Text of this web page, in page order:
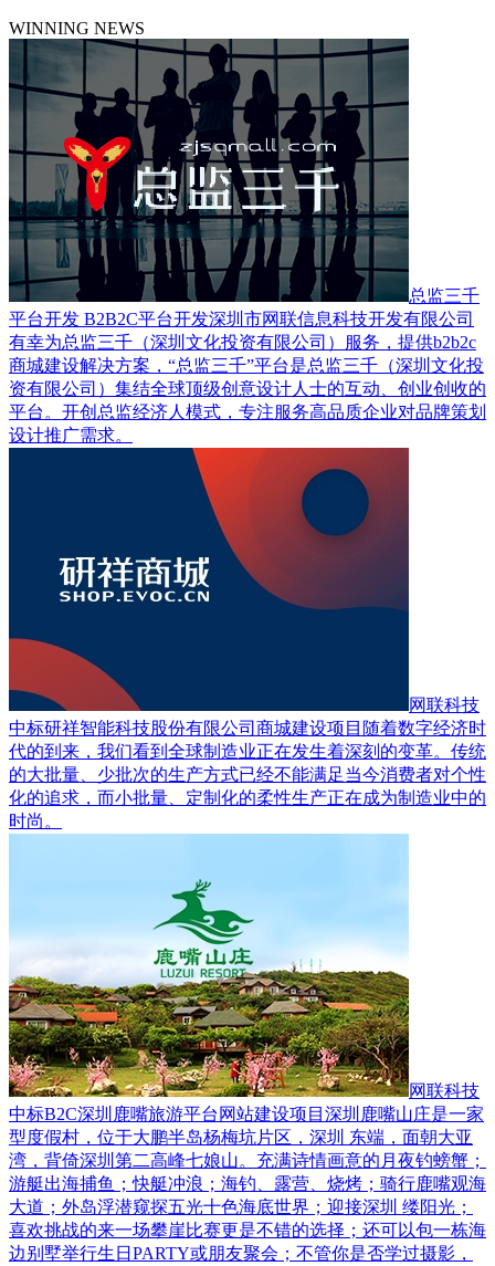
WINNING NEWS
总监三千
平台开发 B2B2C平台开发深圳市网联信息科技开发有限公司
有幸为总监三千（深圳文化投资有限公司）服务，提供b2b2c
商城建设解决方案，“总监三千”平台是总监三千（深圳文化投
资有限公司）集结全球顶级创意设计人士的互动、创业创收的
平台。开创总监经济人模式，专注服务高品质企业对品牌策划
设计推广需求。
网联科技
中标研祥智能科技股份有限公司商城建设项目 随着数字经济时
代的到来，我们看到全球制造业正在发生着深刻的变革。传统
的大批量、少批次的生产方式已经不能满足当今消费者对个性
化的追求，而小批量、定制化的柔性生产正在成为制造业中的
时尚。
网联科技
中标B2C深圳鹿嘴旅游平台网站建设项目 深圳鹿嘴山庄是一家
型度假村，位于大鹏半岛杨梅坑片区，深圳 东端，面朝大亚
湾，背倚深圳第二高峰七娘山。充满诗情画意的月夜钓螃蟹；
游艇出海捕鱼；快艇冲浪；海钓、露营、烧烤；骑行鹿嘴观海
大道；外岛浮潜窥探五光十色海底世界；迎接深圳 缕阳光；
喜欢挑战的来一场攀崖比赛更是不错的选择；还可以包一栋海
边别墅举行生日PARTY或朋友聚会；不管你是否学过摄影，